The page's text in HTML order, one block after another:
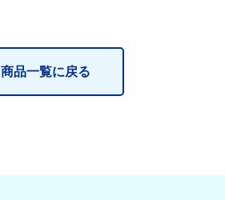
商品一覧に戻る